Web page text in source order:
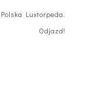
Polska Luxtorpeda.
Odjazd!